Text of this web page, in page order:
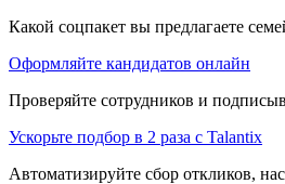
Какой соцпакет вы предлагаете
Оформляйте кандидатов онлайн
Проверяйте сотрудников и
Ускорьте подбор в 2 раза с Talantix
Автоматизируйте сбор откликов,